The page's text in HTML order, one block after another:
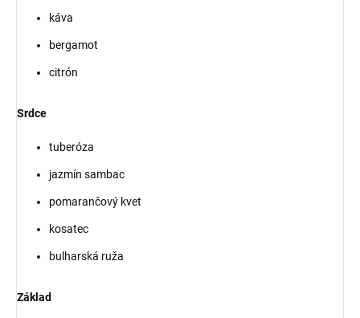
káva
bergamot
citrón
Srdce
tuberóza
jazmín sambac
pomarančový kvet
kosatec
bulharská ruža
Základ